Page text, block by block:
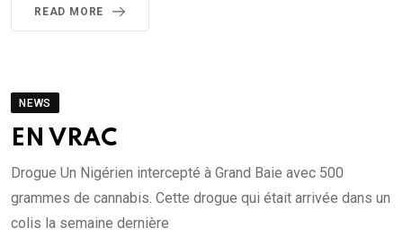
READ MORE
NEWS
EN VRAC
Drogue Un Nigérien intercepté à Grand Baie avec 500
grammes de cannabis. Cette drogue qui était arrivée dans un
colis la semaine dernière